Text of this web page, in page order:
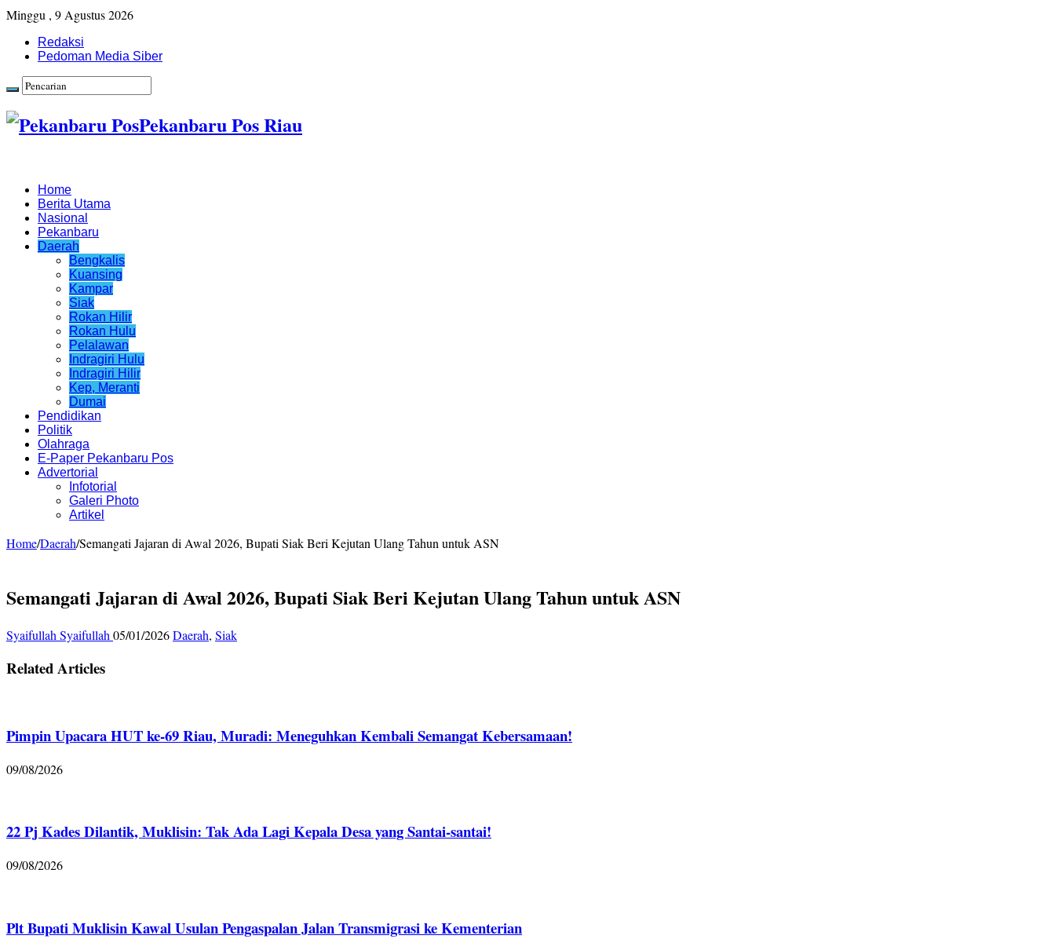
Minggu , 9 Agustus 2026
Redaksi
Pedoman Media Siber
Pekanbaru Pos Riau
Home
Berita Utama
Nasional
Pekanbaru
Daerah
Bengkalis
Kuansing
Kampar
Siak
Rokan Hilir
Rokan Hulu
Pelalawan
Indragiri Hulu
Indragiri Hilir
Kep, Meranti
Dumai
Pendidikan
Politik
Olahraga
E-Paper Pekanbaru Pos
Advertorial
Infotorial
Galeri Photo
Artikel
Home/Daerah/Semangati Jajaran di Awal 2026, Bupati Siak Beri Kejutan Ulang Tahun untuk ASN
Semangati Jajaran di Awal 2026, Bupati Siak Beri Kejutan Ulang Tahun untuk ASN
Syaifullah Syaifullah 05/01/2026Daerah, Siak
Related Articles
Pimpin Upacara HUT ke-69 Riau, Muradi: Meneguhkan Kembali Semangat Kebersamaan!
09/08/2026
22 Pj Kades Dilantik, Muklisin: Tak Ada Lagi Kepala Desa yang Santai-santai!
09/08/2026
Plt Bupati Muklisin Kawal Usulan Pengaspalan Jalan Transmigrasi ke Kementerian